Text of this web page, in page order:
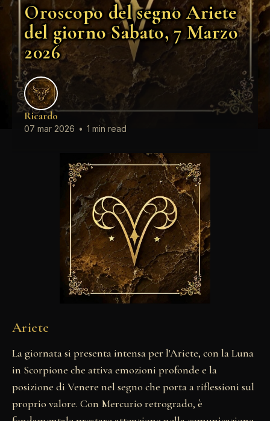
Oroscopo del segno Ariete
del giorno Sabato, 7 Marzo
2026
Ricardo
07 mar 2026 • 1 min read
Ariete
La giornata si presenta intensa per l'Ariete, con la Luna
in Scorpione che attiva emozioni profonde e la
posizione di Venere nel segno che porta a riflessioni sul
proprio valore. Con Mercurio retrogrado, è